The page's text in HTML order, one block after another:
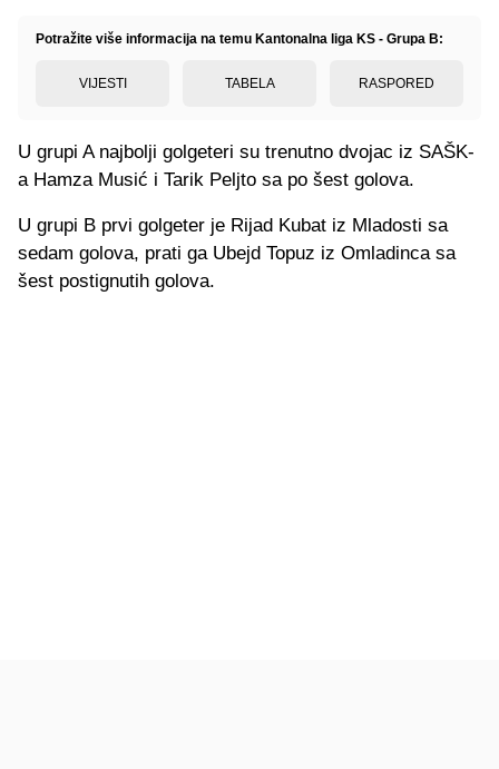
Potražite više informacija na temu Kantonalna liga KS - Grupa B:
VIJESTI TABELA RASPORED
U grupi A najbolji golgeteri su trenutno dvojac iz SAŠK-
a Hamza Musić i Tarik Peljto sa po šest golova.
U grupi B prvi golgeter je Rijad Kubat iz Mladosti sa
sedam golova, prati ga Ubejd Topuz iz Omladinca sa
šest postignutih golova.